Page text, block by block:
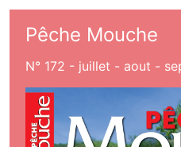
Pêche Mouche
N° 172 - juillet - aout -